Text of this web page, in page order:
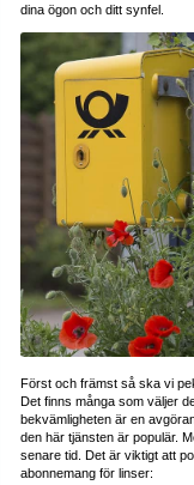
dina ögon och ditt synfel.
Först och främst så ska vi
Det finns många som väljer
bekvämligheten är en
den här tjänsten är populär.
senare tid. Det är viktigt att
abonnemang för linser: